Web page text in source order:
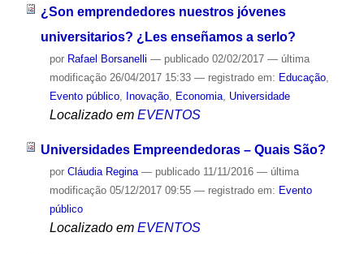
¿Son emprendedores nuestros jóvenes
universitarios? ¿Les enseñamos a serlo?
por Rafael Borsanelli — publicado02/02/2017 — última
modificação26/04/2017 15:33 — registrado em: Educação,
Evento público, Inovação, Economia, Universidade
Localizado em EVENTOS
Universidades Empreendedoras – Quais São?
por Cláudia Regina — publicado11/11/2016 — última
modificação05/12/2017 09:55 — registrado em: Evento
público
Localizado em EVENTOS